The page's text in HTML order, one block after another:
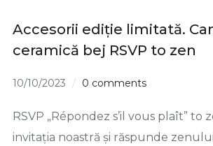
Accesorii ediție limitată.
ceramică bej RSVP to zen
10/10/2023 0 comments
RSVP „Répondez s’il vous plaît” to
invitația noastră și răspunde